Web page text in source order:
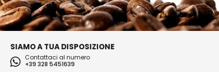
SIAMO A TUA DISPOSIZIONE
Contattaci al numero
+39 328 5451639